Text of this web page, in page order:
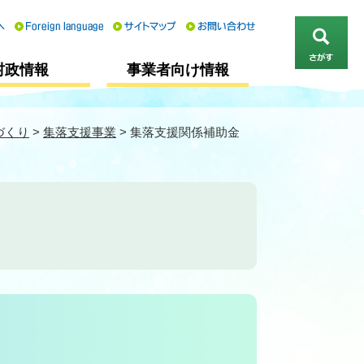
政情報 事業者向け情報
が
す
くり > 集落支援事業 > 集落支援関係補助金